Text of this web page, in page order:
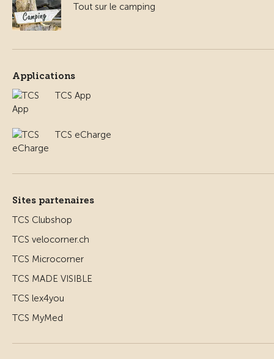
Tout sur le camping
Applications
TCS App
TCS eCharge
Sites partenaires
TCS Clubshop
TCS velocorner.ch
TCS Microcorner
TCS MADE VISIBLE
TCS lex4you
TCS MyMed